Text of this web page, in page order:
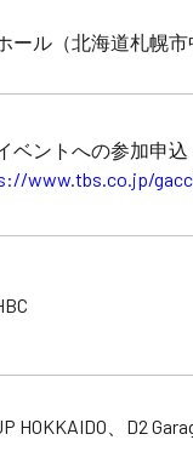
ール（北海道札幌
ベントへの参加申
www.tbs.co.jp/
HOKKAIDO、D2